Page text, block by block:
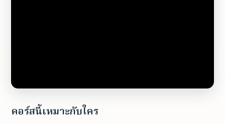
คอร์สนี้เหมาะกับใคร